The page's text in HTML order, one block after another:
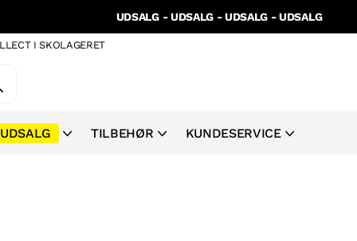
UDSALG - UDSALG - UDSALG - UDSALG
I SKOLAGERET
UDSALG TILBEHØR KUNDESERVICE